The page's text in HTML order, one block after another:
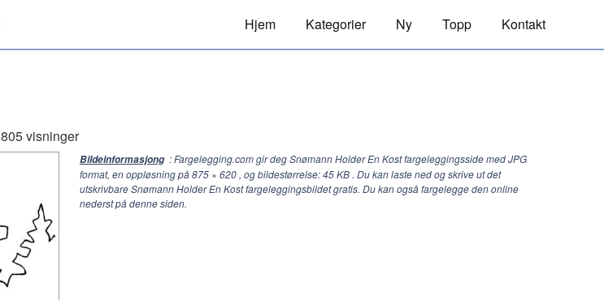
Hjem Kategorier Ny Topp Kontakt
805 visninger
Bildeinformasjong : Fargelegging.com gir deg Snømann Holder En Kost fargeleggingsside med JPG
format, en oppløsning på875 × 620 , og bildestørrelse: 45 KB . Du kan laste ned og skrive ut det
utskrivbare Snømann Holder En Kost fargeleggingsbildet gratis. Du kan også fargelegge den online
nederst på denne siden.